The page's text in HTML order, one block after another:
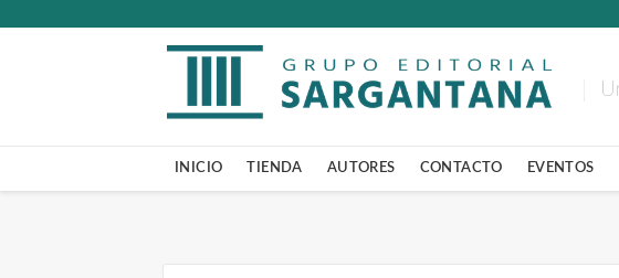
INICIO TIENDA AUTORES CONTACTO EVENTOS